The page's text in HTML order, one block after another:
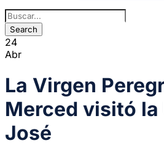
24
Abr
La Virgen
Merced visitó la
José